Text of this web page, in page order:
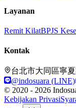
Layanan
Remit KilatBPJS
Kontak
台北市大同區寧
@indosuara (LINE)
© 2020 - 2026
Kebijakan Privasi